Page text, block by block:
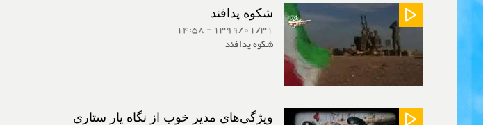
شکوه پدافند
1399/01/31 - 14:58
شکوه پدافند
ویژگی‌های مدیر خوب از نگاه یار ستاری